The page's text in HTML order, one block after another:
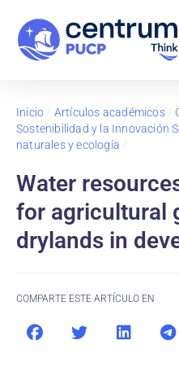
Inicio / Artículos académicos/
Sostenibilidad y la Innovación
naturales y ecología /
Water
for agricultural
drylands in
COMPARTE ESTE ARTÍCULO EN